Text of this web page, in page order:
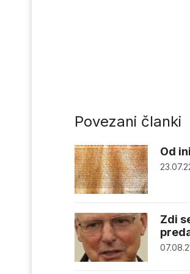
Povezani članki
Od
Zdi